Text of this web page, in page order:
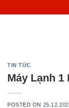
TIN TỨC
Máy Lạnh 1
POSTED ON